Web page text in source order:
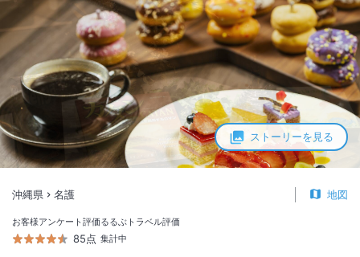
ストーリーを見る
沖縄県 名護 地図
お客様アンケート評価
85点
るるぶトラベル評価
集計中